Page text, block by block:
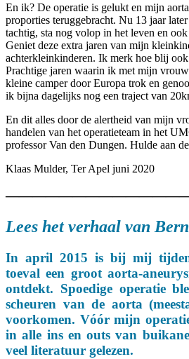
En ik? De operatie is gelukt en mijn
proporties teruggebracht. Nu 13 jaar
tachtig, sta nog volop in het leven en
Geniet deze extra jaren van mijn
achterkleinkinderen. Ik merk hoe blij
Prachtige jaren waarin ik met mijn
kleine camper door Europa trok en
ik bijna dagelijks nog een traject van
En dit alles door de alertheid van mijn
handelen van het operatieteam in het
professor Van den Dungen. Hulde aan
Klaas Mulder, Ter Apel juni 2020
Lees het verhaal van
In april 2015 is bij mij
toeval een groot aorta-
ontdekt. Spoedige operatie
scheuren van de aorta
voorkomen. Vóór mijn
in alle ins en outs van
veel literatuur gelezen.